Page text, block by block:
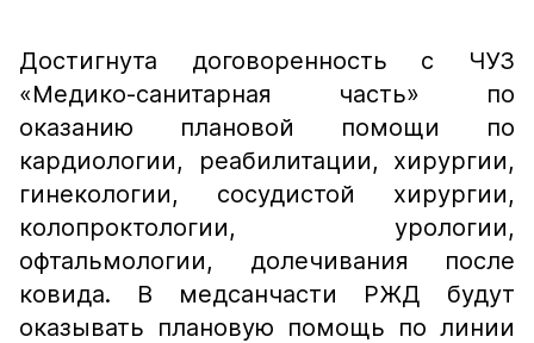
Достигнута договоренность с ЧУЗ
«Медико-санитарная часть» по
оказанию плановой помощи по
кардиологии, реабилитации, хирургии,
гинекологии, сосудистой хирургии,
колопроктологии, урологии,
офтальмологии, долечивания после
ковида. В медсанчасти РЖД будут
оказывать плановую помощь по линии